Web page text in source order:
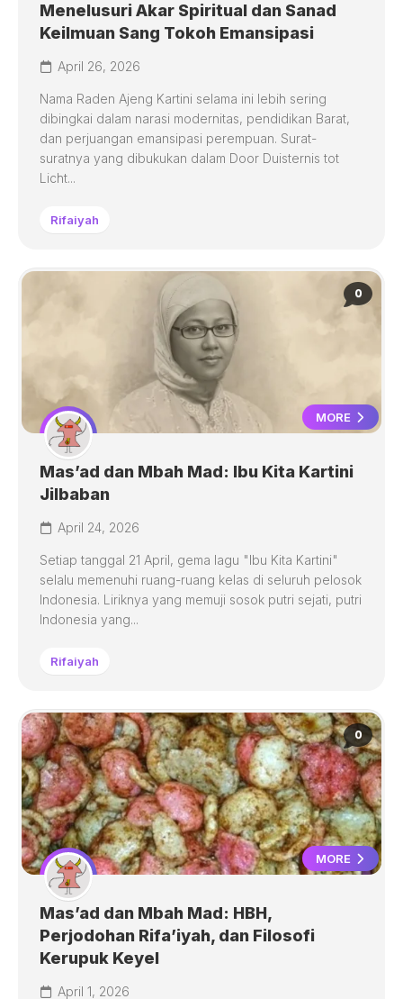
Menelusuri Akar Spiritual dan Sanad
Keilmuan Sang Tokoh Emansipasi
April 26, 2026
Nama Raden Ajeng Kartini selama ini lebih sering
dibingkai dalam narasi modernitas, pendidikan Barat,
dan perjuangan emansipasi perempuan. Surat-
suratnya yang dibukukan dalam Door Duisternis tot
Licht...
Rifaiyah
0
MORE
Mas’ad dan Mbah Mad: Ibu Kita Kartini
Jilbaban
April 24, 2026
Setiap tanggal 21 April, gema lagu "Ibu Kita Kartini"
selalu memenuhi ruang-ruang kelas di seluruh pelosok
Indonesia. Liriknya yang memuji sosok putri sejati, putri
Indonesia yang...
Rifaiyah
0
MORE
Mas’ad dan Mbah Mad: HBH,
Perjodohan Rifa’iyah, dan Filosofi
Kerupuk Keyel
April 1, 2026